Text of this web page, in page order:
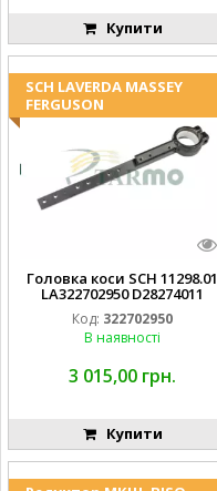
Купити
SCH LAVERDA MASSEY
FERGUSON
Головка коси SCH 11298.01
LA322702950 D28274011
Код: 322702950
В наявності
3 015,00 грн.
Купити